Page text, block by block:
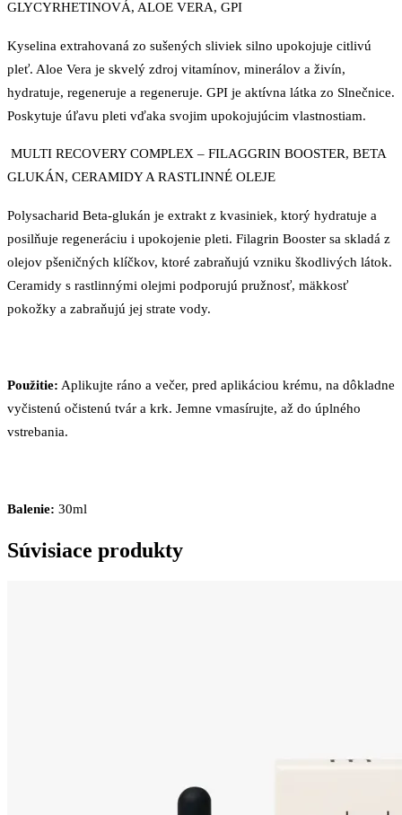
GLYCYRHETINOVÁ, ALOE VERA, GPI
Kyselina extrahovaná zo sušených sliviek silno upokojuje citlivú
pleť. Aloe Vera je skvelý zdroj vitamínov, minerálov a živín,
hydratuje, regeneruje a regeneruje. GPI je aktívna látka zo Slnečnice.
Poskytuje úľavu pleti vďaka svojim upokojujúcim vlastnostiam.
MULTI RECOVERY COMPLEX – FILAGGRIN BOOSTER, BETA
GLUKÁN, CERAMIDY A RASTLINNÉ OLEJE
Polysacharid Beta-glukán je extrakt z kvasiniek, ktorý hydratuje a
posilňuje regeneráciu i upokojenie pleti. Filagrin Booster sa skladá z
olejov pšeničných klíčkov, ktoré zabraňujú vzniku škodlivých látok.
Ceramidy s rastlinnými olejmi podporujú pružnosť, mäkkosť
pokožky a zabraňujú jej strate vody.
Použitie: Aplikujte ráno a večer, pred aplikáciou krému, na dôkladne
vyčistenú očistenú tvár a krk. Jemne vmasírujte, až do úplného
vstrebania.
Balenie: 30ml
Súvisiace produkty